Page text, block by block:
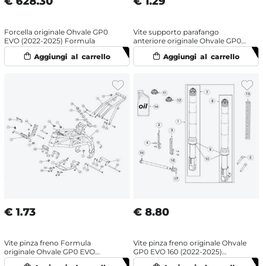
Forcella originale Ohvale GP0
EVO (2022-2025) Formula
Vite supporto parafango
anteriore originale Ohvale GP0
EVO (2022-2025)
€ 1.73
Vite pinza freno Formula
originale Ohvale GP0 EVO
(2022-2025) disco 180 mm
€ 8.80
Vite pinza freno originale Ohvale
GP0 EVO 160 (2022-2025)
OHRacing